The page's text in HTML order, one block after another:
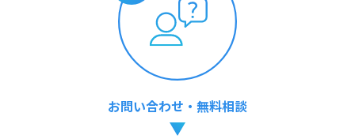
お問い合わせ・無料相談